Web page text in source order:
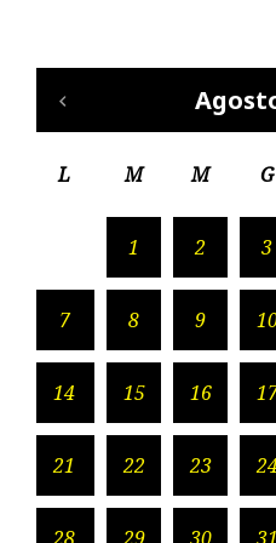
L M M G
1 2 3
7 8 9
14 15 16
21 22 23